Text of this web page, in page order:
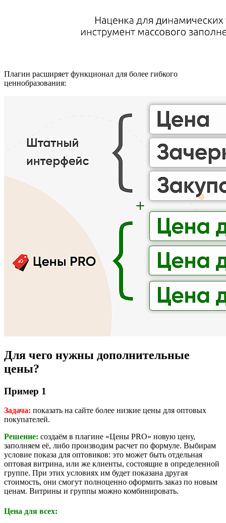
Плагин расширяет функционал для более гибкого
ценнобразования:
Для чего нужны дополнительные
цены?
Пример 1
Задача: показать на сайте более низкие цены для оптовых
покупателей.
Решение: создаём в плагине «Цены PRO» новую цену,
заполняем её, либо производим расчет по формуле. Выбирам
условие показа для оптовиков: это может быть отдельная
оптовая витрина, или же клиенты, состоящие в определенной
группе. При этих условиях им будет показана другая
стоимость, они смогут полноценно оформить заказ по новым
ценам. Витрины и группы можно комбинировать.
Цена для всех: